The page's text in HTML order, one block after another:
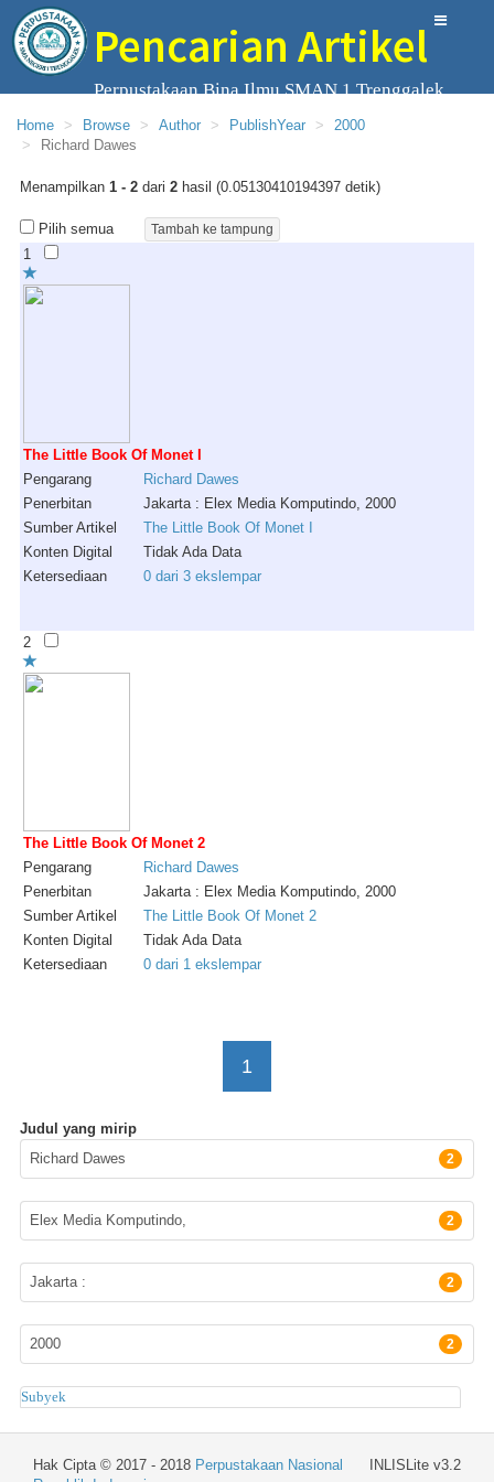
Pencarian Artikel
Perpustakaan Bina Ilmu SMAN 1 Trenggalek
Home Browse Author PublishYear
2000
Richard Dawes
Menampilkan 1 - 2 dari 2 hasil (0.05130410194397 detik)
Pilih semua
1
The Little Book Of Monet I
Pengarang
Richard Dawes
Penerbitan
Jakarta : Elex Media Komputindo, 2000
Sumber Artikel
The Little Book Of Monet I
Konten Digital
Tidak Ada Data
Ketersediaan
0 dari 3 ekslempar
2
The Little Book Of Monet 2
Pengarang
Richard Dawes
Penerbitan
Jakarta : Elex Media Komputindo, 2000
Sumber Artikel
The Little Book Of Monet 2
Konten Digital
Tidak Ada Data
Ketersediaan
0 dari 1 ekslempar
1
Judul yang mirip
Pengarang
Richard Dawes 2
Penerbit
Elex Media Komputindo, 2
Lokasi Terbit
Jakarta : 2
Tahun terbit
2000 2
Subyek
INLISLite v3.2
Hak Cipta © 2017 - 2018 Perpustakaan Nasional